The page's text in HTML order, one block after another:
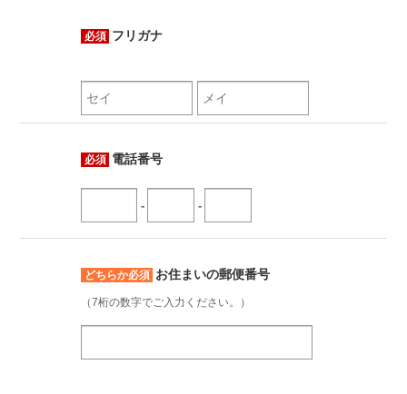
必須 フリガナ
必須 電話番号
- -
どちらか必須 お住まいの郵便番号
（7桁の数字でご入力ください。）